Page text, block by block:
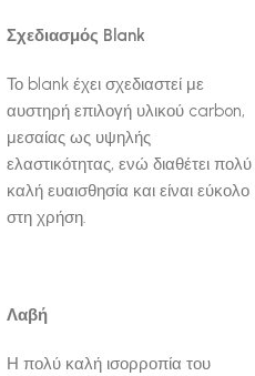
Σχεδιασμός Blank
Το blank έχει σχεδιαστεί με
αυστηρή επιλογή υλικού carbon,
μεσαίας ως υψηλής
ελαστικότητας, ενώ διαθέτει πολύ
καλή ευαισθησία και είναι εύκολο
στη χρήση.
Λαβή
Η πολύ καλή ισορροπία του